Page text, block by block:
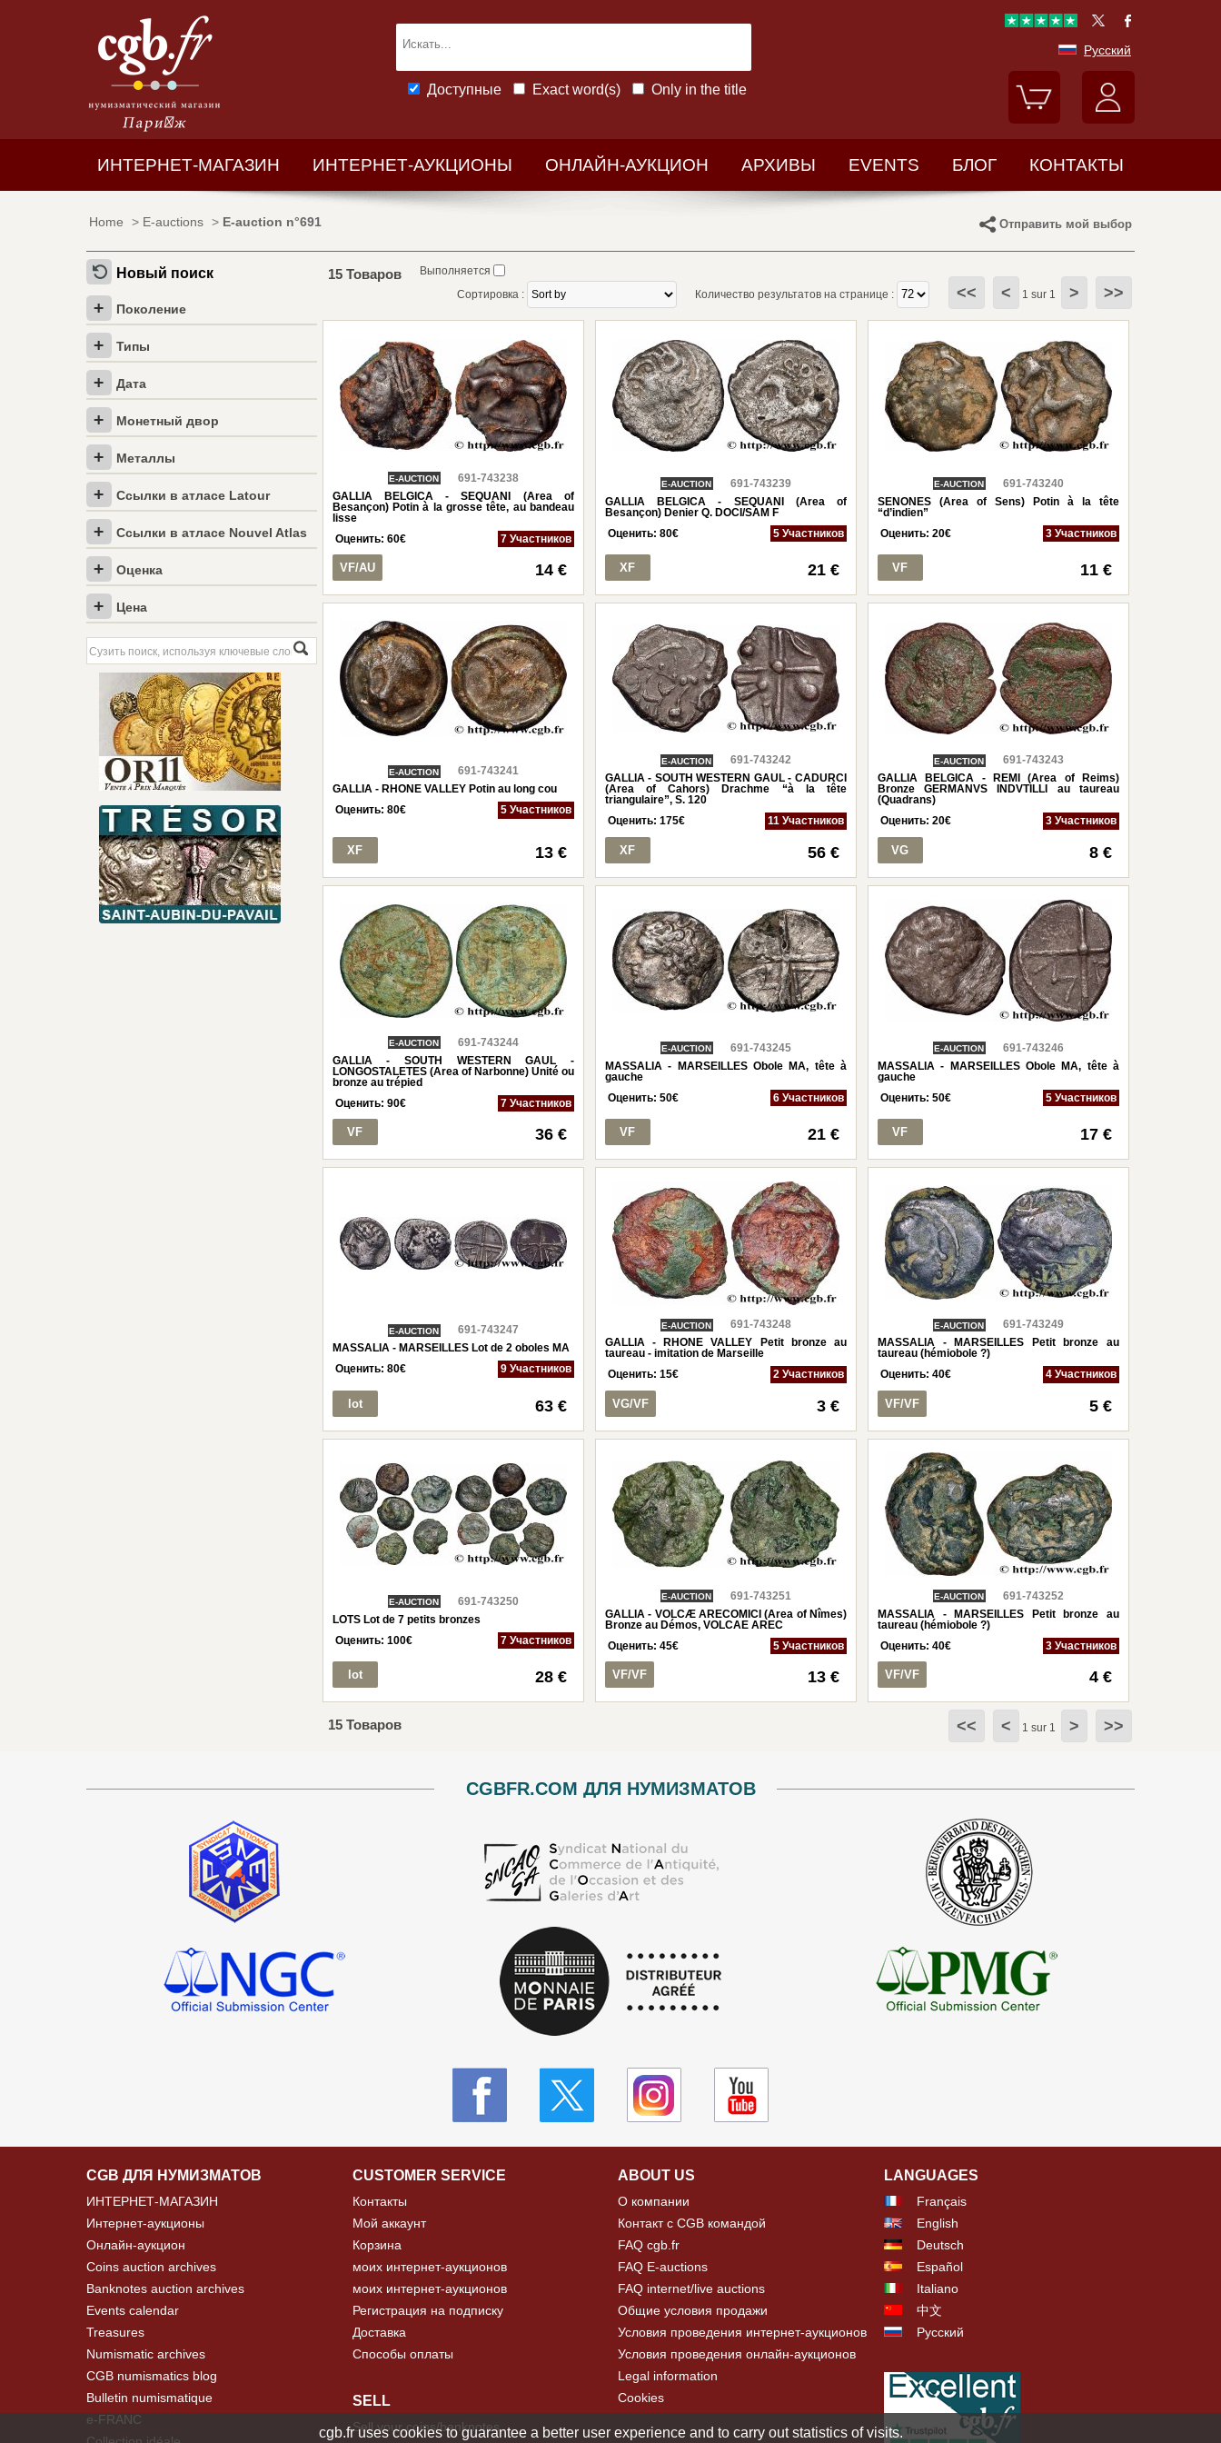
Доступные Exact word(s) Only in the title
Русский
ИНТЕРНЕТ-МАГАЗИН ИНТЕРНЕТ-АУКЦИОНЫ ОНЛАЙН-АУКЦИОН АРХИВЫ EVENTS БЛОГ КОНТАКТЫ
Home > E-auctions > E-auction n°691 Отправить мой выбор
Новый поиск
Поколение
Типы
Дата
Монетный двор
Металлы
Ссылки в атласе Latour
Ссылки в атласе Nouvel Atlas
Оценка
Цена
15 Товаров
Выполняется
Сортировка :
Количество результатов на странице : << < 1 sur 1 > >>
E-AUCTION
691-743238
GALLIA BELGICA - SEQUANI (Area of
Besançon) Potin à la grosse tête, au bandeau
lisse
Оценить:60€ 7 Участников
VF/AU 14 €
E-AUCTION
691-743239
GALLIA BELGICA - SEQUANI (Area of
Besançon) Denier Q. DOCI/SAM F
Оценить:80€ 5 Участников
XF 21 €
E-AUCTION
691-743240
SENONES (Area of Sens) Potin à la tête
“d’indien”
Оценить:20€ 3 Участников
VF 11 €
E-AUCTION
691-743241
GALLIA - RHONE VALLEY Potin au long cou
Оценить:80€ 5 Участников
XF 13 €
E-AUCTION
691-743242
GALLIA - SOUTH WESTERN GAUL - CADURCI
(Area of Cahors) Drachme “à la tête
triangulaire”, S. 120
Оценить:175€ 11 Участников
XF 56 €
E-AUCTION
691-743243
GALLIA BELGICA - REMI (Area of Reims)
Bronze GERMANVS INDVTILLI au taureau
(Quadrans)
Оценить:20€ 3 Участников
VG 8 €
E-AUCTION
691-743244
GALLIA - SOUTH WESTERN GAUL -
LONGOSTALETES (Area of Narbonne) Unité ou
bronze au trépied
Оценить:90€ 7 Участников
VF 36 €
E-AUCTION
691-743245
MASSALIA - MARSEILLES Obole MA, tête à
gauche
Оценить:50€ 6 Участников
VF 21 €
E-AUCTION
691-743246
MASSALIA - MARSEILLES Obole MA, tête à
gauche
Оценить:50€ 5 Участников
VF 17 €
E-AUCTION
691-743247
MASSALIA - MARSEILLES Lot de 2 oboles MA
Оценить:80€ 9 Участников
lot 63 €
E-AUCTION
691-743248
GALLIA - RHONE VALLEY Petit bronze au
taureau - imitation de Marseille
Оценить:15€ 2 Участников
VG/VF 3 €
E-AUCTION
691-743249
MASSALIA - MARSEILLES Petit bronze au
taureau (hémiobole ?)
Оценить:40€ 4 Участников
VF/VF 5 €
E-AUCTION
691-743250
LOTS Lot de 7 petits bronzes
Оценить:100€ 7 Участников
lot 28 €
E-AUCTION
691-743251
GALLIA - VOLCÆ ARECOMICI (Area of Nîmes)
Bronze au Démos, VOLCAE AREC
Оценить:45€ 5 Участников
VF/VF 13 €
E-AUCTION
691-743252
MASSALIA - MARSEILLES Petit bronze au
taureau (hémiobole ?)
Оценить:40€ 3 Участников
VF/VF 4 €
15 Товаров << < 1 sur 1 > >>
CGBFR.COM ДЛЯ НУМИЗМАТОВ
CGB ДЛЯ НУМИЗМАТОВ
ИНТЕРНЕТ-МАГАЗИН
Интернет-аукционы
Онлайн-аукцион
Coins auction archives
Banknotes auction archives
Events calendar
Treasures
Numismatic archives
CGB numismatics blog
Bulletin numismatique
e-FRANC
CUSTOMER SERVICE
Контакты
Мой аккаунт
Корзина
моих интернет-аукционов
моих интернет-аукционов
Регистрация на подписку
Доставка
Способы оплаты
SELL
Sell your coins/banknotes
ABOUT US
О компании
Контакт с CGB командой
FAQ cgb.fr
FAQ E-auctions
FAQ internet/live auctions
Общие условия продажи
Условия проведения интернет-аукционов
Условия проведения онлайн-аукционов
Legal information
Cookies
LANGUAGES
Français
English
Deutsch
Español
Italiano
中文
Русский
cgb.fr uses cookies to guarantee a better user experience and to carry out statistics of visits.